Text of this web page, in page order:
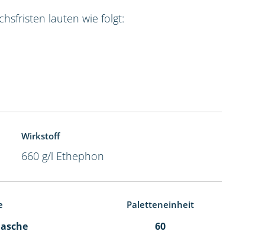
lauten wie folgt:
Wirkstoff
660 g/l Ethephon
Paletteneinheit
60